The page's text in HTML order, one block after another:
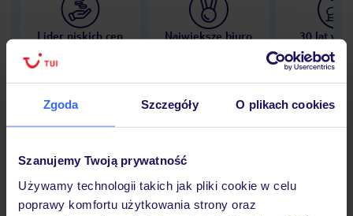
Zgoda Szczegóły O plikach cookies
Szanujemy Twoją prywatność
Używamy technologii takich jak pliki cookie w celu
poprawy komfortu użytkowania strony oraz
Lider niskich cen
Największe biuro
30 lat w
Hotel
Opinie